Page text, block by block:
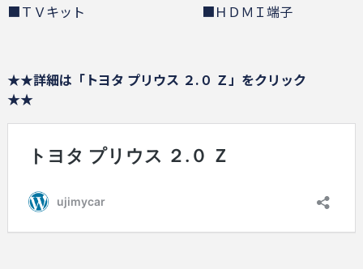
■ＴＶキット ■ＨＤＭＩ端子
★★詳細は「トヨタ プリウス ２.０ Ｚ」をクリック
★★